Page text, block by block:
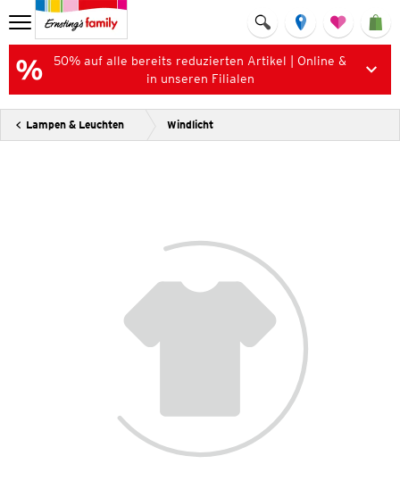
50% auf alle bereits reduzierten Artikel | Online &
in unseren Filialen
Lampen & Leuchten Windlicht